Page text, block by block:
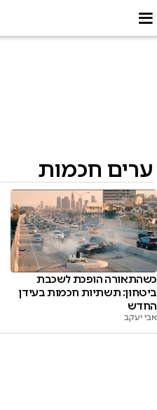
ערים חכמות
כשהתאורה הופכת לשכבת
ביטחון: תשתיות חכמות בעידן
החדש
אבי יעקב